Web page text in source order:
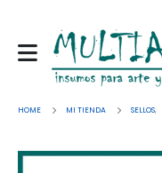
HOME MI TIENDA SELLOS,